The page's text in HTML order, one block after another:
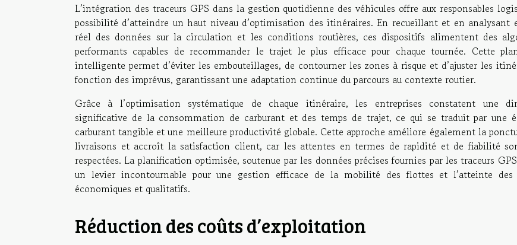
L’intégration des traceurs GPS dans la gestion quotidienne des véhicules offre aux responsables
possibilité d’atteindre un haut niveau d’optimisation des itinéraires. En recueillant et en analysant
réel des données sur la circulation et les conditions routières, ces dispositifs alimentent des
performants capables de recommander le trajet le plus efficace pour chaque tournée. Cette
intelligente permet d’éviter les embouteillages, de contourner les zones à risque et d’ajuster les
fonction des imprévus, garantissant une adaptation continue du parcours au contexte routier.
Grâce à l’optimisation systématique de chaque itinéraire, les entreprises constatent une
significative de la consommation de carburant et des temps de trajet, ce qui se traduit par une
carburant tangible et une meilleure productivité globale. Cette approche améliore également la
livraisons et accroît la satisfaction client, car les attentes en termes de rapidité et de fiabilité
respectées. La planification optimisée, soutenue par les données précises fournies par les traceurs
un levier incontournable pour une gestion efficace de la mobilité des flottes et l’atteinte des
économiques et qualitatifs.
Réduction des coûts d’exploitation